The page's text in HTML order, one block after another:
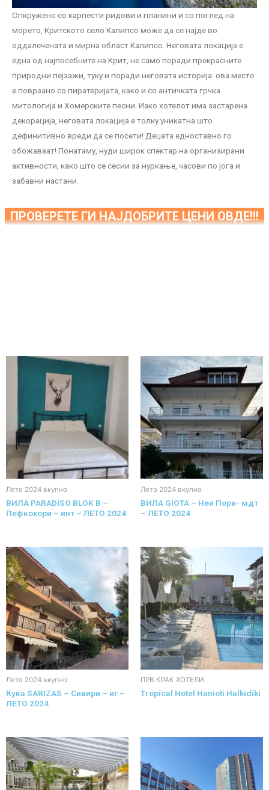
Опкружено со карпести ридови и планини и со поглед на
морето, Критското село Калипсо може да се најде во
оддалечената и мирна област Калипсо. Неговата локација е
една од најпосебните на Крит, не само поради прекрасните
природни пејзажи, туку и поради неговата историја: ова место
е поврзано со пиратеријата, како и со античката грчка
митологија и Хомерските песни. Иако хотелот има застарена
декорација, неговата локација е толку уникатна што
дефинитивно вреди да се посети! Децата едноставно го
обожаваат! Понатаму, нуди широк спектар на организирани
активности, како што се сесии за нуркање, часови по јога и
забавни настани.
ПРОВЕРЕТЕ ГИ НАЈДОБРИТЕ ЦЕНИ ОВДЕ!!!
Лето 2024 вкупно
ВИЛА PARADISO BLOK B –
Пефкохори – инт – ЛЕТО 2024
Лето 2024 вкупно
ВИЛА GIOTA – Неи Пори- мдт
– ЛЕТО 2024
Лето 2024 вкупно
Куќа SARIZAS – Сивири – иг –
ЛЕТО 2024
ПРВ КРАК ХОТЕЛИ
Tropical Hotel Hanioti Halkidiki